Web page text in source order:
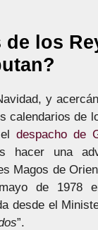
los
y
calendarios de
despacho de
hacer una
Magos de
de 1978
desde el
”.